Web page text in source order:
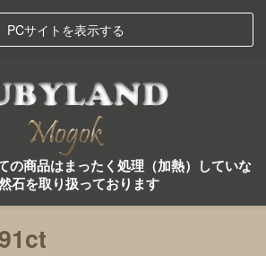
PCサイトを表示する
の商品はまったく処理（加熱）していな
石を取り扱っております